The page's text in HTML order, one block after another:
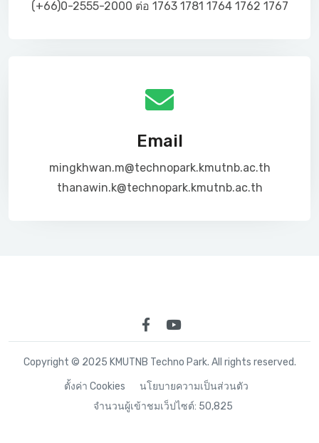
(+66)0-2555-2000 ต่อ 1763 1781 1764 1762 1767
Email
mingkhwan.m@technopark.kmutnb.ac.th
thanawin.k@technopark.kmutnb.ac.th
Copyright © 2025 KMUTNB Techno Park. All rights reserved.
ตั้งค่า Cookies
นโยบายความเป็นส่วนตัว
จำนวนผู้เข้าชมเว็ปไซต์: 50,825